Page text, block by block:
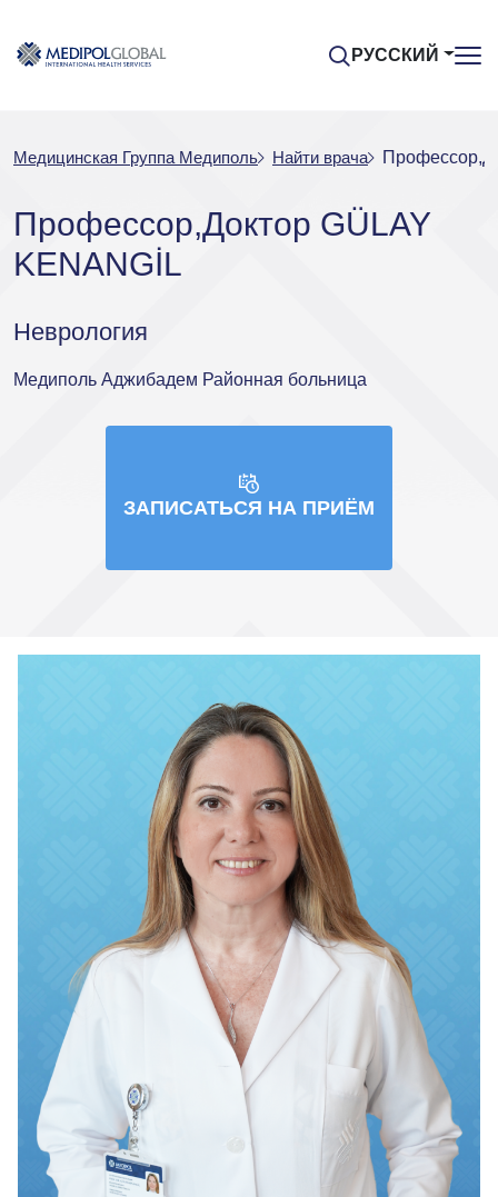
РУССКИЙ
Медицинская Группа Медиполь Найти врача
Профессор,Доктор GÜLAY
KENANGİL
Неврология
Медиполь Аджибадем Районная больница
ЗАПИСАТЬСЯ НА ПРИЁМ